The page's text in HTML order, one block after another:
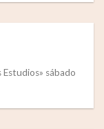
Estudios» sábado